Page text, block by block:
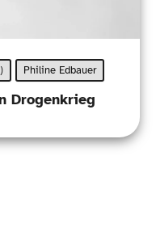
Philine Edbauer
Drogenkrieg